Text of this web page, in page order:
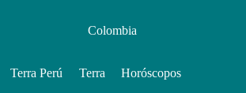
Colombia
Terra Perú Terra Horóscopos